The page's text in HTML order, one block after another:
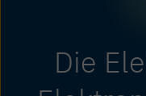
Die